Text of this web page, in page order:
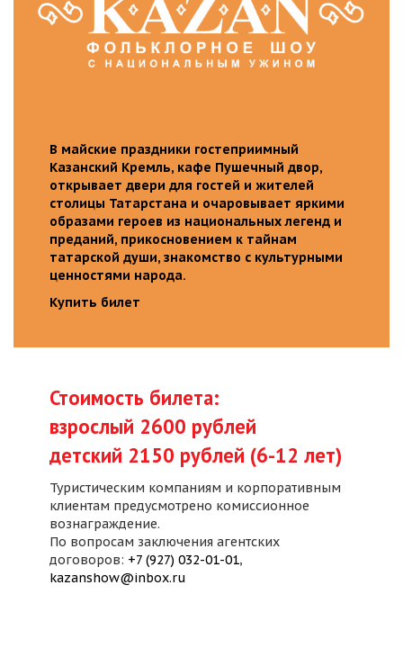
В майские праздники гостеприимный
Казанский Кремль, кафе Пушечный двор,
открывает двери для гостей и жителей
столицы Татарстана и очаровывает яркими
образами героев из национальных легенд и
преданий, прикосновением к тайнам
татарской души, знакомство с культурными
ценностями народа.
Купить билет
Стоимость билета:
взрослый 2600 рублей
детский 2150 рублей (6-12 лет)
Туристическим компаниям и корпоративным
клиентам предусмотрено комиссионное
вознаграждение.
По вопросам заключения агентских
договоров: +7 (927) 032-01-01,
kazanshow@inbox.ru